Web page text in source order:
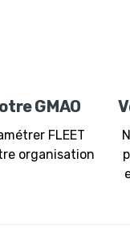
GMAO
FLEET
organisation